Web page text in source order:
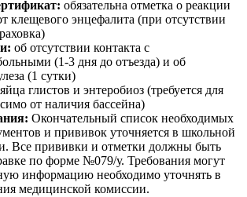
обязательна отметка о реакции
клещевого энцефалита (при отсутствии
об отсутствии контакта с
(1-3 дня до отъезда) и об
(1 сутки)
глистов и энтеробиоз (требуется для
от наличия бассейна)
Окончательный список необходимых
и прививок уточняется в школьной
Все прививки и отметки должны быть
по форме №079/у. Требования могут
информацию необходимо уточнять в
медицинской комиссии.